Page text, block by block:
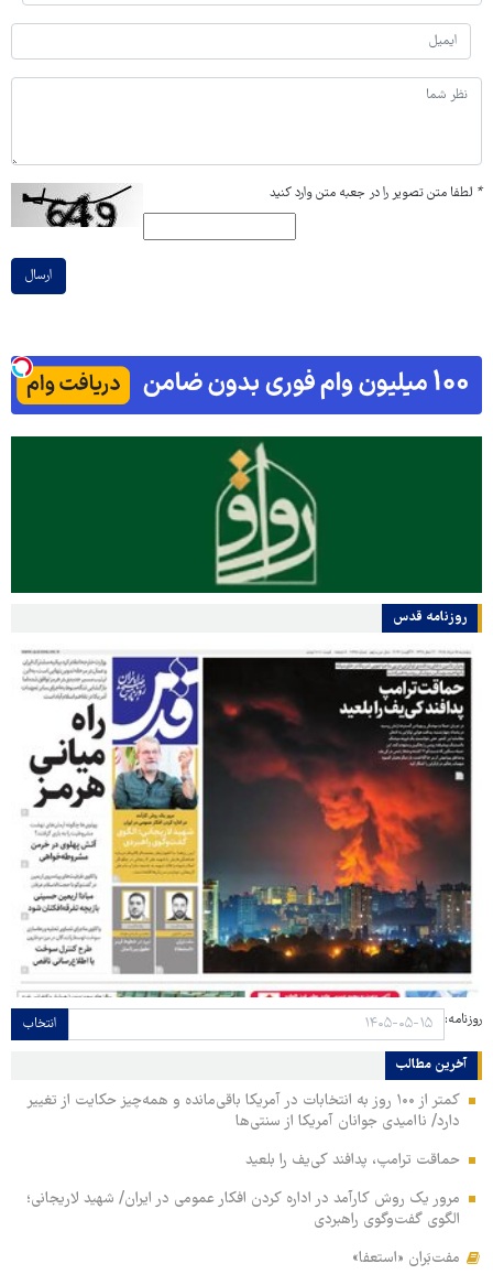
* لطفا متن تصویر را در جعبه متن وارد کنید
ارسال
روزنامه قدس
روزنامه: انتخاب
آخرین مطالب
کمتر از ۱۰۰ روز به انتخابات در آمریکا باقی‌مانده و همه‌چیز حکایت از تغییر
دارد/ ناامیدی جوانان آمریکا از سنتی‌ها
حماقت ترامپ، پدافند کی‌یف را بلعید
مرور یک روش کارآمد در اداره کردن افکار عمومی در ایران/ شهید لاریجانی؛
الگوی گفت‌وگوی راهبردی
مفت‌بَران «استعفا»